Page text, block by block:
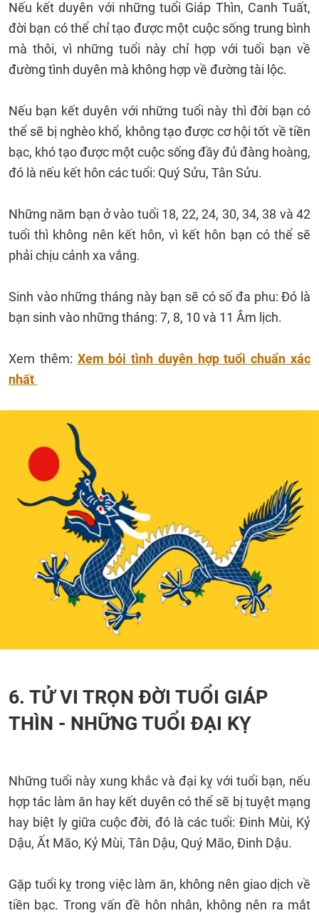
Nếu kết duyên với những tuổi Giáp Thìn, Canh Tuất,
đời bạn có thể chỉ tạo được một cuộc sống trung bình
mà thôi, vì những tuổi này chỉ hợp với tuổi bạn về
đường tình duyên mà không hợp về đường tài lộc.
Nếu bạn kết duyên với những tuổi này thì đời bạn có
thể sẽ bị nghèo khổ, không tạo được cơ hội tốt về tiền
bạc, khó tạo được một cuộc sống đầy đủ đàng hoàng,
đó là nếu kết hôn các tuổi: Quý Sửu, Tân Sửu.
Những năm bạn ở vào tuổi 18, 22, 24, 30, 34, 38 và 42
tuổi thì không nên kết hôn, vì kết hôn bạn có thể sẽ
phải chịu cảnh xa vắng.
Sinh vào những tháng này bạn sẽ có số đa phu: Đó là
bạn sinh vào những tháng: 7, 8, 10 và 11 Âm lịch.
Xem thêm: Xem bói tình duyên hợp tuổi chuẩn xác
nhất
6. TỬ VI TRỌN ĐỜI TUỔI GIÁP
THÌN - NHỮNG TUỔI ĐẠI KỴ
Những tuổi này xung khắc và đại kỵ với tuổi bạn, nếu
hợp tác làm ăn hay kết duyên có thể sẽ bị tuyệt mạng
hay biệt ly giữa cuộc đời, đó là các tuổi: Đinh Mùi, Kỷ
Dậu, Ất Mão, Kỷ Mùi, Tân Dậu, Quý Mão, Đinh Dậu.
Gặp tuổi kỵ trong việc làm ăn, không nên giao dịch về
tiền bạc. Trong vấn đề hôn nhân, không nên ra mắt